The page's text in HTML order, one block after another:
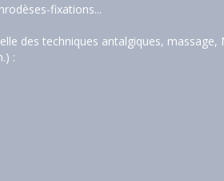
fixations...
des techniques antalgiques, massage,
: